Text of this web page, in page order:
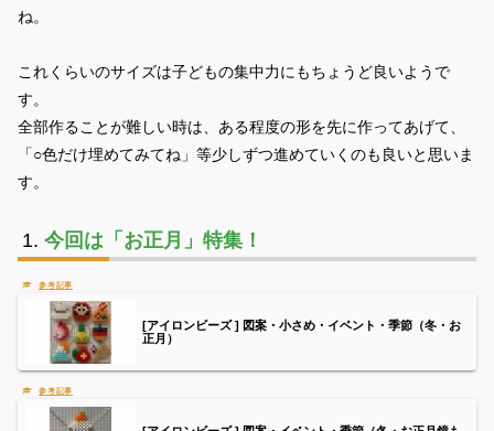
ね。
これくらいのサイズは子どもの集中力にもちょうど良いようで
す。
全部作ることが難しい時は、ある程度の形を先に作ってあげて、
「○色だけ埋めてみてね」等少しずつ進めていくのも良いと思いま
す。
今回は「お正月」特集！
[アイロンビーズ ] 図案・小さめ・イベント・季節（冬・お
正月）